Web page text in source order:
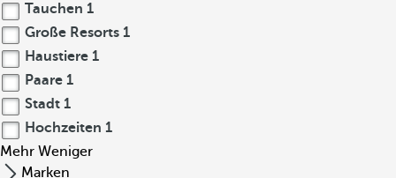
Tauchen 1
Große Resorts 1
Haustiere 1
Paare 1
Stadt 1
Hochzeiten 1
Mehr Weniger
Marken